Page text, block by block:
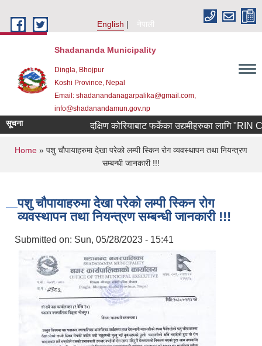
English
नेपाली
Shadananda Municipality
Dingla, Bhojpur
Koshi Province, Nepal
Email: shadanandanagarpalika@gmail.com,
info@shadanandamun.gov.np
सूचना दक्षिण कोरियाबाट फर्केका उद्यमीहरुका लागि "RIN
You are here
Home » पशु चौपायाहरुमा देखा परेको लम्पी स्किन रोग व्यवस्थापन तथा नियन्त्रण
सम्बन्धी जानकारी !!!
पशु चौपायाहरुमा देखा परेको लम्पी स्किन रोग
व्यवस्थापन तथा नियन्त्रण सम्बन्धी जानकारी !!!
Submitted on: Sun, 05/28/2023 - 15:41